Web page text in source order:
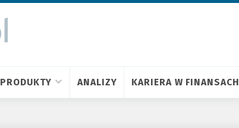
PRODUKTY ANALIZY KARIERA W FINANSACH